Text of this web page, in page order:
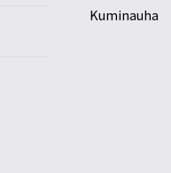
Kuminauha